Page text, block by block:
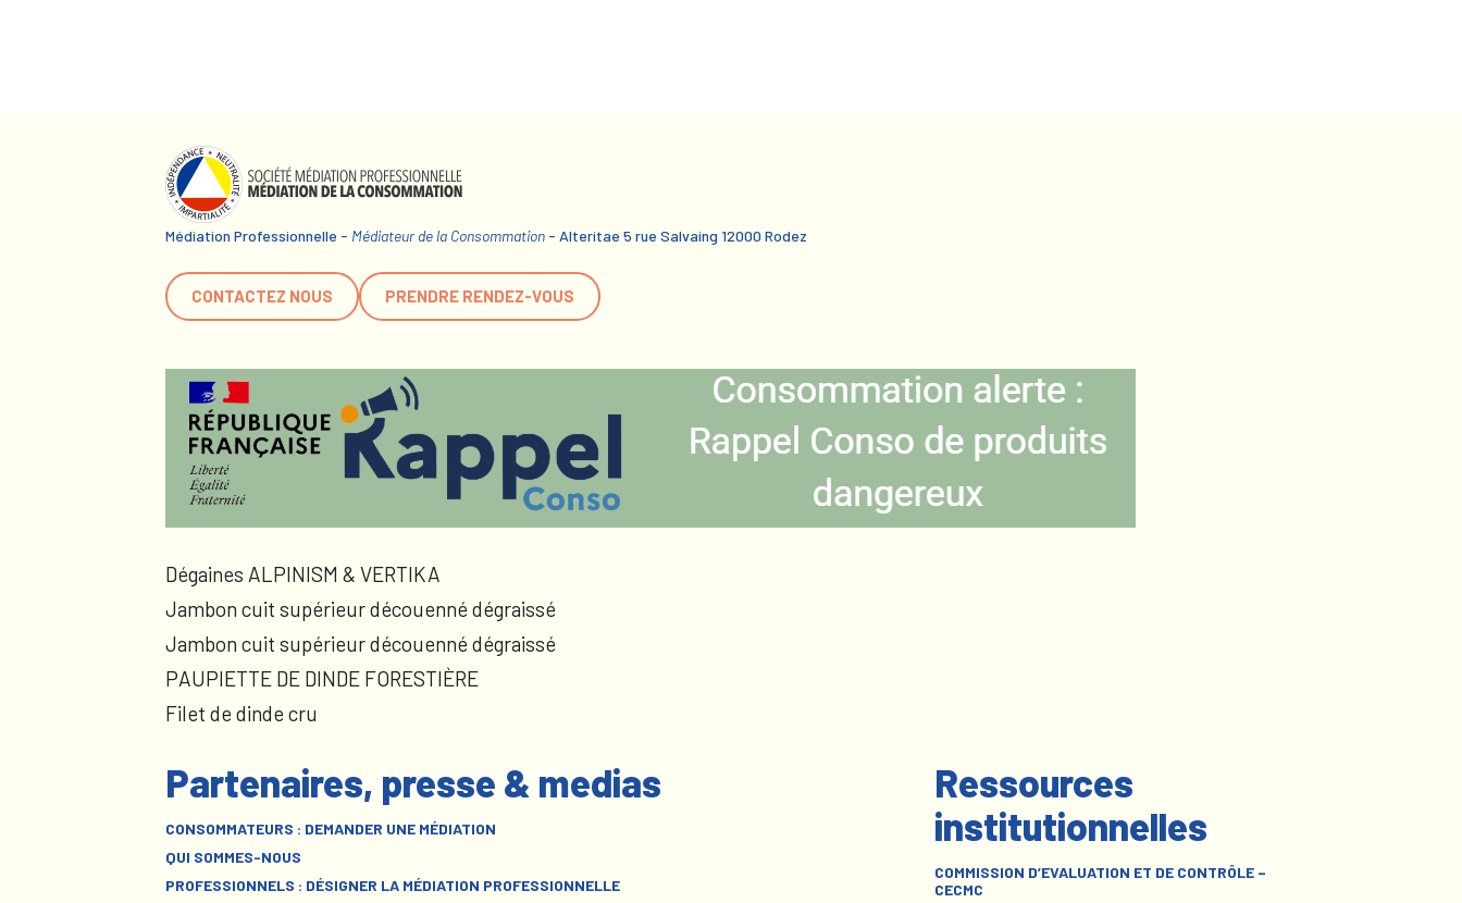
Médiation Professionnelle - Médiateur de la Consommation - Alteritae 5 rue Salvaing 12000 Rodez
CONTACTEZ NOUS PRENDRE RENDEZ-VOUS
Dégaines ALPINISM & VERTIKA
Jambon cuit supérieur découenné dégraissé
Jambon cuit supérieur découenné dégraissé
PAUPIETTE DE DINDE FORESTIÈRE
Filet de dinde cru
Partenaires, presse & medias
CONSOMMATEURS : DEMANDER UNE MÉDIATION
QUI SOMMES-NOUS
PROFESSIONNELS : DÉSIGNER LA MÉDIATION PROFESSIONNELLE
Ressources
institutionnelles
COMMISSION D’EVALUATION ET DE CONTRÔLE –
CECMC